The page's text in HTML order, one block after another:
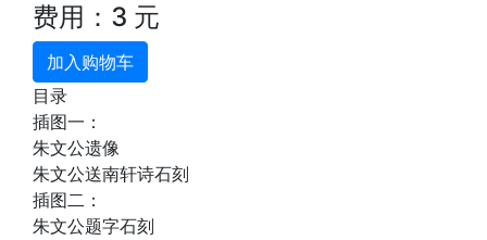
费用：3 元
加入购物车
目录
插图一：
朱文公遗像
朱文公送南轩诗石刻
插图二：
朱文公题字石刻